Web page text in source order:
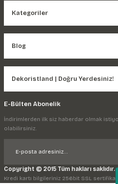
Kategoriler
Blog
Dekoristland | Doğru Yerdesiniz!
E-Bülten Abonelik
İndirimlerden ilk siz haberdar olmak
olabilirsiniz.
Copyright © 2015 Tüm hakları saklıdır.
Kredi kartı bilgileriniz 256bit SSL